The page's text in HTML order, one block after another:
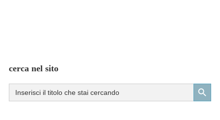
cerca nel sito
Search
for:
Search Button